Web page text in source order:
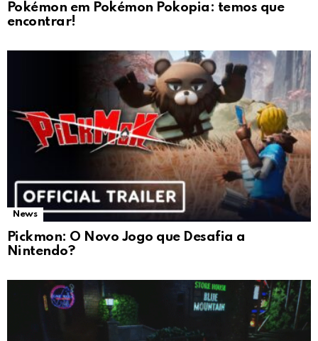
Pokémon em Pokémon Pokopia: temos que
encontrar!
News
Pickmon: O Novo Jogo que Desafia a
Nintendo?